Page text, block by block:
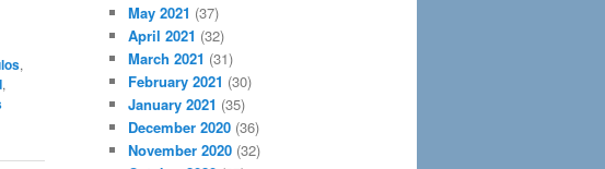
,
,
May 2021 (37)
April 2021 (32)
March 2021 (31)
February 2021 (30)
January 2021 (35)
December 2020 (36)
November 2020 (32)